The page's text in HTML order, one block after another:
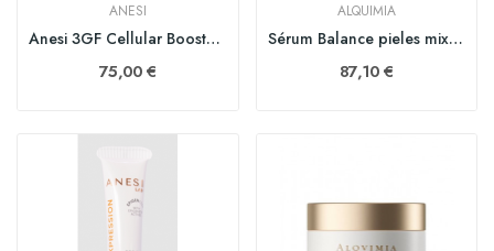
ANESI
Anesi 3GF Cellular Booster 30 ml
75,00 €
ALQUIMIA
Sérum Balance pieles mixtas 30 ml
87,10 €